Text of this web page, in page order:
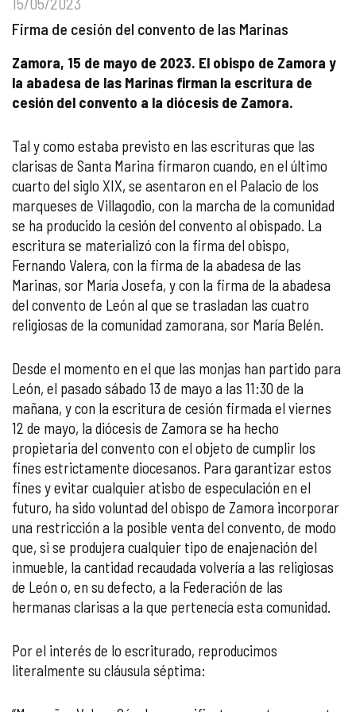
Firma de cesión del convento de las Marinas
Zamora, 15 de mayo de 2023. El obispo de Zamora y
la abadesa de las Marinas firman la escritura de
cesión del convento a la diócesis de Zamora.
Tal y como estaba previsto en las escrituras que las
clarisas de Santa Marina firmaron cuando, en el último
cuarto del siglo XIX, se asentaron en el Palacio de los
marqueses de Villagodio, con la marcha de la comunidad
se ha producido la cesión del convento al obispado. La
escritura se materializó con la firma del obispo,
Fernando Valera, con la firma de la abadesa de las
Marinas, sor María Josefa, y con la firma de la abadesa
del convento de León al que se trasladan las cuatro
religiosas de la comunidad zamorana, sor María Belén.
Desde el momento en el que las monjas han partido para
León, el pasado sábado 13 de mayo a las 11:30 de la
mañana, y con la escritura de cesión firmada el viernes
12 de mayo, la diócesis de Zamora se ha hecho
propietaria del convento con el objeto de cumplir los
fines estrictamente diocesanos. Para garantizar estos
fines y evitar cualquier atisbo de especulación en el
futuro, ha sido voluntad del obispo de Zamora incorporar
una restricción a la posible venta del convento, de modo
que, si se produjera cualquier tipo de enajenación del
inmueble, la cantidad recaudada volvería a las religiosas
de León o, en su defecto, a la Federación de las
hermanas clarisas a la que pertenecía esta comunidad.
Por el interés de lo escriturado, reproducimos
literalmente su cláusula séptima: